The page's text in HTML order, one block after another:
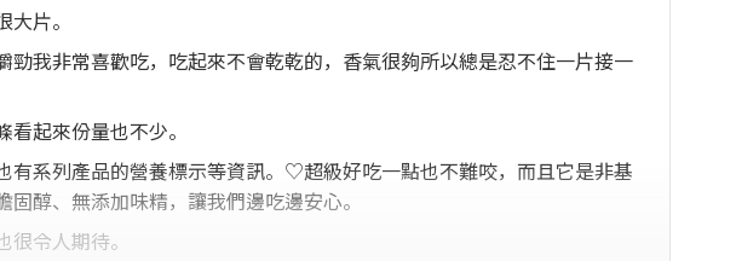
片。
我非常喜歡吃，吃起來不會乾乾的，香氣很夠所以總是忍不住一片接一
起來份量也不少。
有系列產品的營養標示等資訊。♡超級好吃一點也不難咬，而且它是非基
固醇、無添加味精，讓我們邊吃邊安心。
令人期待。